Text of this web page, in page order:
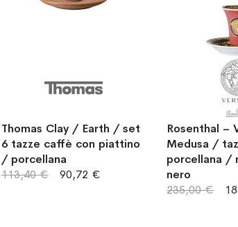
Thomas Clay / Earth / set
6 tazze caffè con piattino
/ porcellana
90,72 €
113,40 €
Rosenthal –
Medusa /
porcellana /
nero
235,00 €